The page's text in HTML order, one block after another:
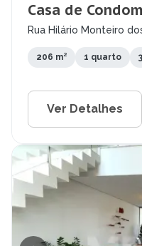
Casa de
Rua Hilário Monteiro
206 m² 1 quarto
Ver Detalhes